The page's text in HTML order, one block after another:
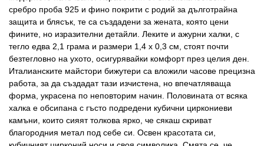
сребро проба 925 и фино покрити с родий за дълготрайна
защита и блясък, те са създадени за жената, която цени
фините, но изразителни детайли. Леките и ажурни халки, с
тегло едва 2,1 грама и размери 1,4 х 0,3 см, стоят почти
безтегловно на ухото, осигурявайки комфорт през целия ден.
Италианските майстори бижутери са вложили часове прецизна
работа, за да създадат тази изчистена, но впечатляваща
форма, украсена по неповторим начин. Половината от всяка
халка е обсипана с гъсто подредени кубични циркониеви
камъни, които сияят толкова ярко, че сякаш скриват
благородния метал под себе си. Освен красотата си,